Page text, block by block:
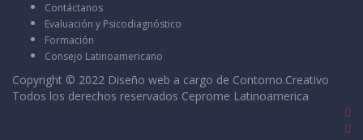
Contáctanos
Evaluación y Psicodiagnóstico
Formación
Consejo Latinoamericano
Copyright © 2022 Diseño web a cargo de Contorno.Creativo
Todos los derechos reservados Ceprome Latinoamerica